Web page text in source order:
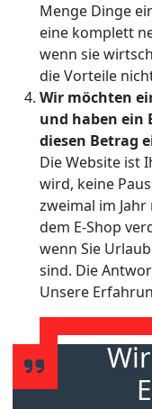
Menge Dinge
eine komplett
wenn sie
die Vorteile
Wir möchten
und haben ein
diesen Betrag
Die Website ist
wird, keine
zweimal im
dem E-Shop
wenn Sie
sind. Die
Unsere